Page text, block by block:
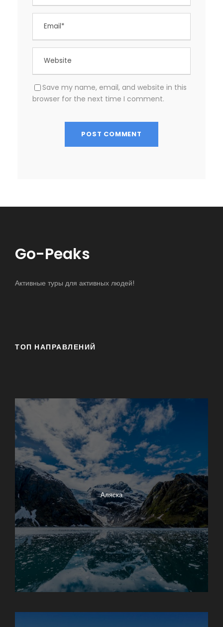
Save my name, email, and website in this
browser for the next time I comment.
Go-Peaks
Активные туры для активных людей!
ТОП НАПРАВЛЕНИЙ
Аляска